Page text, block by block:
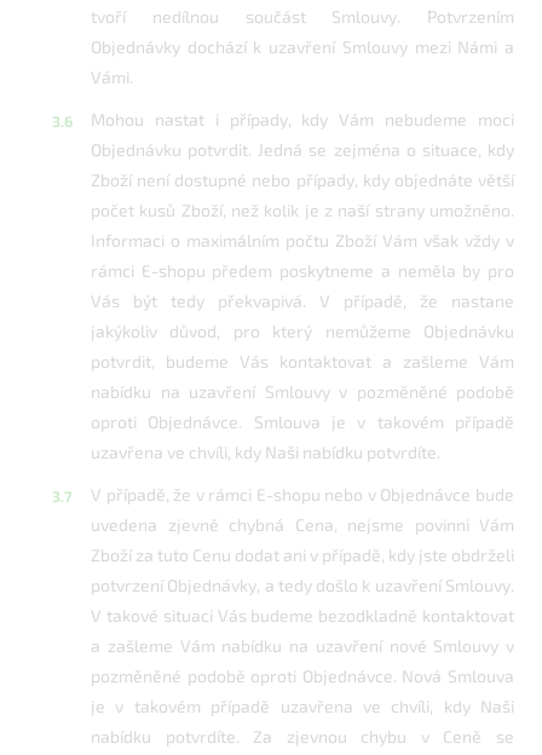
tvoří nedílnou součást Smlouvy. Potvrzením
Objednávky dochází k uzavření Smlouvy mezi Námi a
Vámi.
Mohou nastat i případy, kdy Vám nebudeme moci
Objednávku potvrdit. Jedná se zejména o situace, kdy
Zboží není dostupné nebo případy, kdy objednáte větší
počet kusů Zboží, než kolik je z naší strany umožněno.
Informaci o maximálním počtu Zboží Vám však vždy v
rámci E-shopu předem poskytneme a neměla by pro
Vás být tedy překvapivá. V případě, že nastane
jakýkoliv důvod, pro který nemůžeme Objednávku
potvrdit, budeme Vás kontaktovat a zašleme Vám
nabídku na uzavření Smlouvy v pozměněné podobě
oproti Objednávce. Smlouva je v takovém případě
uzavřena ve chvíli, kdy Naši nabídku potvrdíte.
V případě, že v rámci E-shopu nebo v Objednávce bude
uvedena zjevně chybná Cena, nejsme povinni Vám
Zboží za tuto Cenu dodat ani v případě, kdy jste obdrželi
potvrzení Objednávky, a tedy došlo k uzavření Smlouvy.
V takové situaci Vás budeme bezodkladně kontaktovat
a zašleme Vám nabídku na uzavření nové Smlouvy v
pozměněné podobě oproti Objednávce. Nová Smlouva
je v takovém případě uzavřena ve chvíli, kdy Naši
nabídku potvrdíte. Za zjevnou chybu v Ceně se